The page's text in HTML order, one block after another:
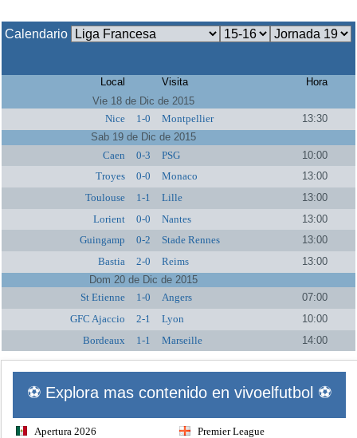
Calendario
Local Visita
Hora
Vie 18 de Dic de 2015
Nice
1-0 Montpellier
13:30
Sab 19 de Dic de 2015
Caen
0-3 PSG
10:00
Troyes
0-0 Monaco
13:00
Toulouse
1-1 Lille
13:00
Lorient
0-0 Nantes
13:00
Guingamp
0-2 Stade Rennes
13:00
Bastia
2-0 Reims
13:00
Dom 20 de Dic de 2015
St Etienne
1-0 Angers
07:00
GFC Ajaccio
2-1 Lyon
10:00
Bordeaux
1-1 Marseille 14:00
⚽ Explora mas contenido en vivoelfutbol ⚽
Apertura 2026 Premier League